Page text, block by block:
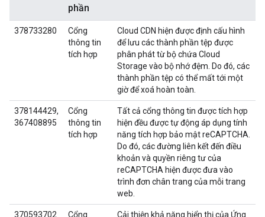
phần
378733280
Cổng
thông tin
tích hợp
Cloud CDN hiện được định cấu hình
để lưu các thành phần tệp được
phân phát từ bộ chứa Cloud
Storage vào bộ nhớ đệm. Do đó, các
thành phần tệp có thể mất tới một
giờ để xoá hoàn toàn.
378144429,
367408895
Cổng
thông tin
tích hợp
Tất cả cổng thông tin được tích hợp
hiện đều được tự động áp dụng tính
năng tích hợp bảo mật reCAPTCHA.
Do đó, các đường liên kết đến điều
khoản và quyền riêng tư của
reCAPTCHA hiện được đưa vào
trình đơn chân trang của mỗi trang
web.
370593702
Cổng
Cải thiện khả năng hiển thị của Ứng